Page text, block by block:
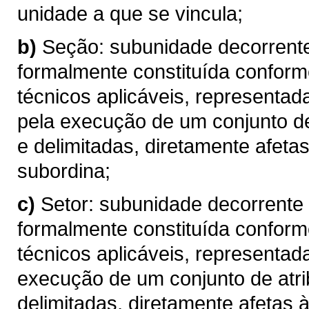
unidade a que se vincula;
b) Seção: subunidade
formalmente constituída
técnicos aplicáveis,
pela execução de um conjunto
e delimitadas, diretamente
subordina;
c) Setor: subunidade
formalmente constituída
técnicos aplicáveis,
execução de um conjunto de
delimitadas, diretamente afetas